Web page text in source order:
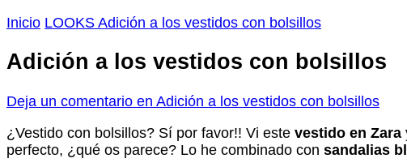
Inicio LOOKS Adición a los vestidos con bolsillos
Adición a los vestidos con bolsillos
Deja un comentario en Adición a los vestidos con bolsillos
¿Vestido con bolsillos? Sí por favor!! Vi este vestido en Zara
perfecto, ¿qué os parece? Lo he combinado con sandalias